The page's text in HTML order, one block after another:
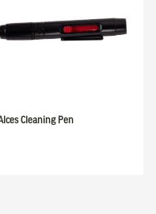
Cleaning Pen